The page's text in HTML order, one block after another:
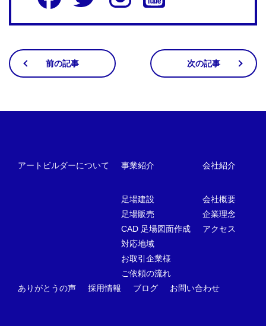
前の記事 次の記事
アートビルダーについて 事業紹介
足場建設
足場販売
CAD 足場図面作成
対応地域
お取引企業様
ご依頼の流れ
会社紹介
会社概要
企業理念
アクセス
ありがとうの声 採用情報 ブログ お問い合わせ